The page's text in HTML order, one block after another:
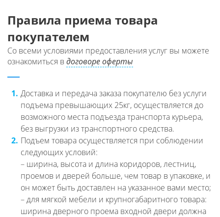
Правила приема товара
покупателем
Со всеми условиями предоставления услуг вы можете
ознакомиться вдоговоре оферты
1. Доставка и передача заказа покупателю без услуги
подъема превышающих 25кг, осуществляется до
возможного места подъезда транспорта курьера,
без выгрузки из транспортного средства.
2. Подъем товара осуществляется при соблюдении
следующих условий:
– ширина, высота и длина коридоров, лестниц,
проемов и дверей больше, чем товар в упаковке, и
он может быть доставлен на указанное вами место;
– для мягкой мебели и крупногабаритного товара:
ширина дверного проема входной двери должна